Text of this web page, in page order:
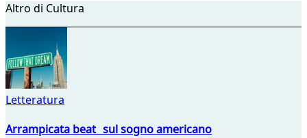
Altro di Cultura
Letteratura
Arrampicata beat sul sogno americano